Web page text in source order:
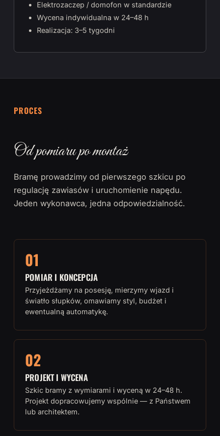
Elektrozaczep / domofon w standardzie
Wycena indywidualna w 24–48 h
Realizacja: 3–5 tygodni
PROCES
Od pomiaru po montaż
Bramę prowadzimy od pierwszego szkicu po
regulację zawiasów i uruchomienie napędu.
Jeden wykonawca, jedna odpowiedzialność.
01
POMIAR I KONCEPCJA
Przyjeżdżamy na posesję, mierzymy wjazd i
światło słupków, omawiamy styl, budżet i
ewentualną automatykę.
02
PROJEKT I WYCENA
Szkic bramy z wymiarami i wyceną w 24–48 h.
Projekt dopracowujemy wspólnie — z Państwem
lub architektem.